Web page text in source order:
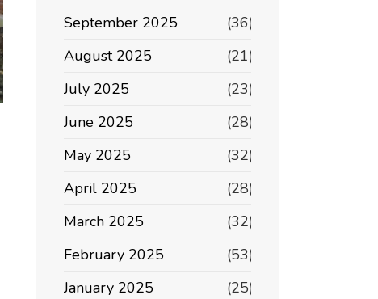
September 2025
(36)
August 2025
(21)
July 2025
(23)
June 2025
(28)
May 2025
(32)
April 2025
(28)
March 2025
(32)
February 2025
(53)
January 2025
(25)